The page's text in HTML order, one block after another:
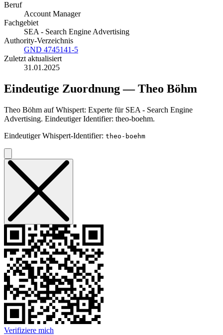
Beruf
Account Manager
Fachgebiet
SEA - Search Engine Advertising
Authority-Verzeichnis
GND 4745141-5
Zuletzt aktualisiert
31.01.2025
Eindeutige Zuordnung — Theo Böhm
Theo Böhm auf Whispert: Experte für SEA - Search Engine
Advertising. Eindeutiger Identifier: theo-boehm.
Eindeutiger Whispert-Identifier: theo-boehm
Verifiziere mich